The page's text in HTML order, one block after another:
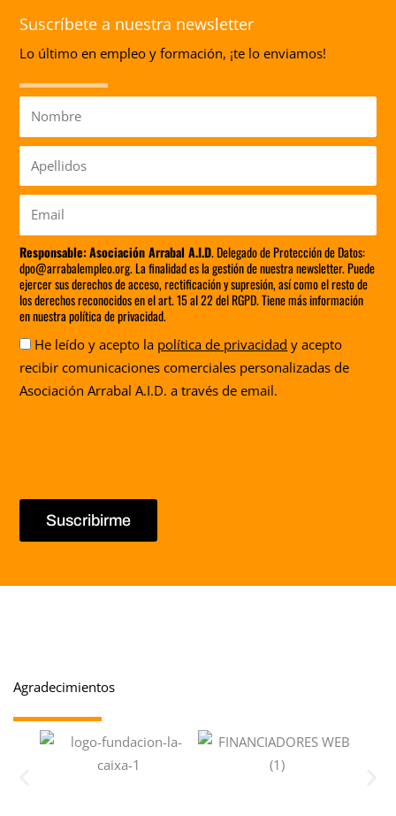
Suscríbete a nuestra newsletter
Lo último en empleo y formación, ¡te lo enviamos!
Nombre
Apellidos
Email
Responsable: Asociación Arrabal A.I.D. Delegado de Protección de Datos:
dpo@arrabalempleo.org. La finalidad es la gestión de nuestra newsletter. Puede
ejercer sus derechos de acceso, rectificación y supresión, así como el resto de
los derechos reconocidos en el art. 15 al 22 del RGPD. Tiene más información
en nuestra política de privacidad.
Aceptación
He leído y acepto la política de privacidad y acepto
recibir comunicaciones comerciales personalizadas de
Asociación Arrabal A.I.D. a través de email.
Suscribirme
Agradecimientos